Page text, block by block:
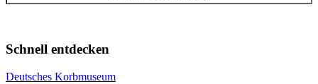
Schnell entdecken
Deutsches Korbmuseum